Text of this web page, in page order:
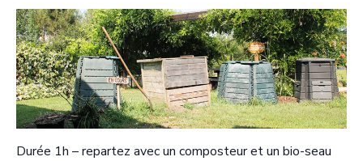
Durée 1h – repartez avec un composteur et un bio-seau